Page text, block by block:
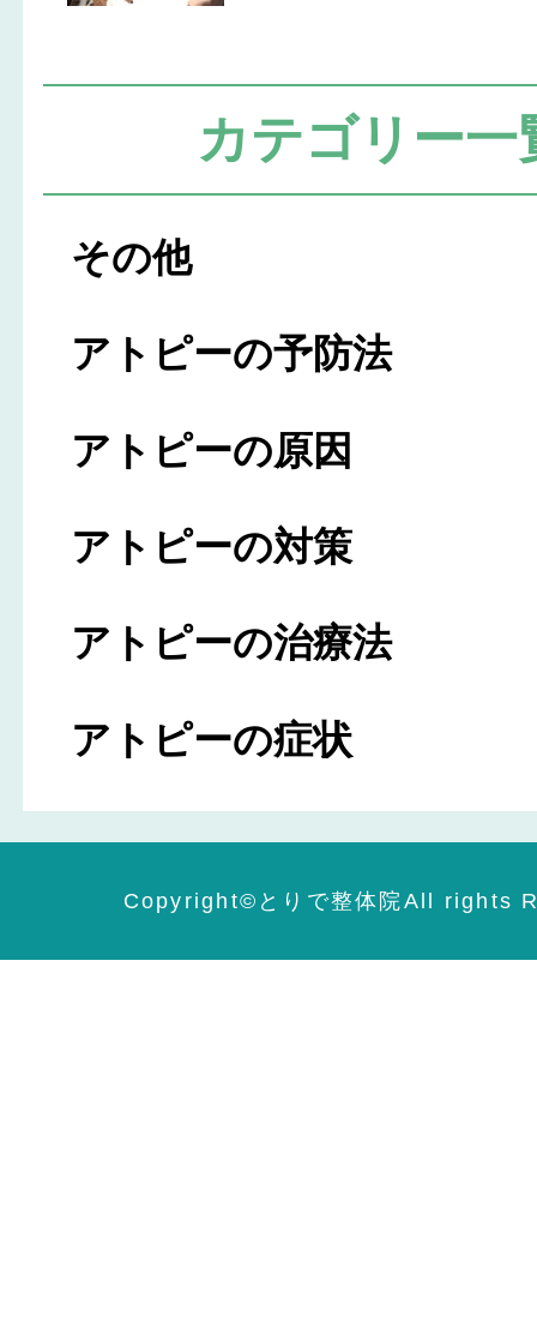
カテゴリー一
その他
アトピーの予防法
アトピーの原因
アトピーの対策
アトピーの治療法
アトピーの症状
Copyright©️とりで整体院All rights